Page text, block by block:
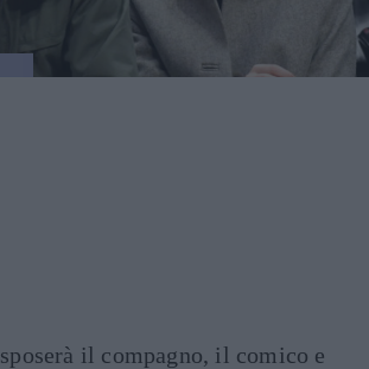
sposerà il compagno, il comico e